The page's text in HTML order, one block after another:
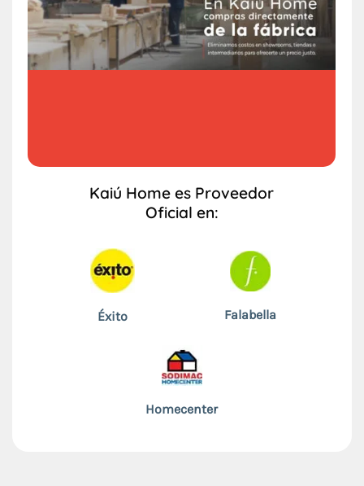
Kaiú Home es Proveedor
Oficial en:
Éxito Falabella
Homecenter